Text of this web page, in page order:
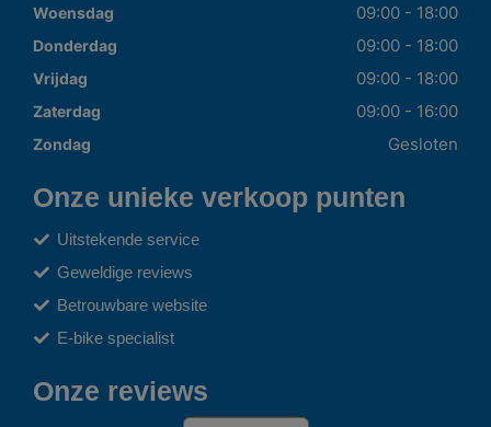
Woensdag 09:00 - 18:00
Donderdag 09:00 - 18:00
Vrijdag 09:00 - 18:00
Zaterdag 09:00 - 16:00
Zondag Gesloten
Onze unieke verkoop punten
Uitstekende service
Geweldige reviews
Betrouwbare website
E-bike specialist
Onze reviews